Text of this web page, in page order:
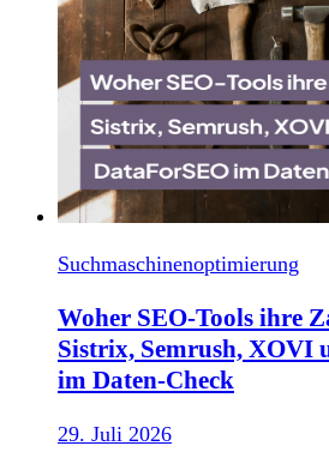
Suchmaschinenoptimierung
Woher SEO-Tools ihre
Sistrix, Semrush, XOVI
im Daten-Check
29. Juli 2026